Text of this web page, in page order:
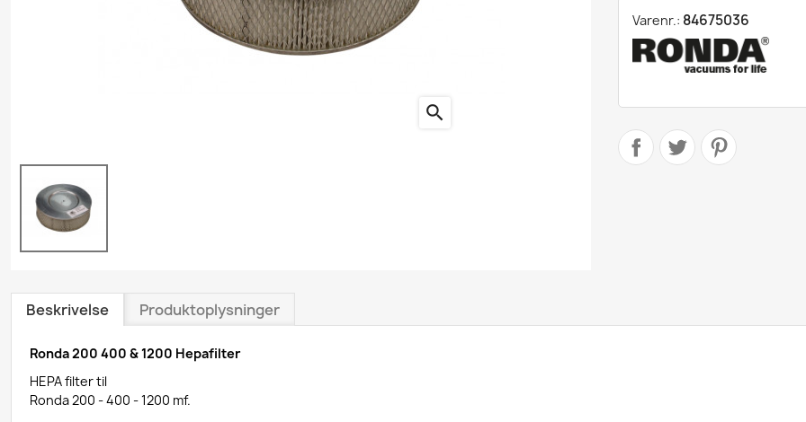
Personlig plejeprodukter
Polishprodukter
Træ- & Trægulvsproduktersearch
Varenr.: 84675036
Beskrivelse Produktoplysninger
Ronda 200 400 & 1200 Hepafilter
HEPA filter til
Ronda 200 - 400 - 1200 mf.